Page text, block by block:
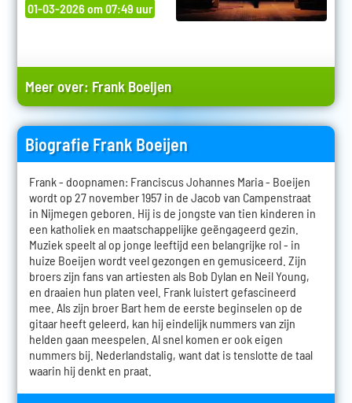
01-03-2026 om 07:49 uur
Meer over: Frank Boeijen
Biografie Frank Boeijen
Frank - doopnamen: Franciscus Johannes Maria - Boeijen
wordt op 27 november 1957 in de Jacob van Campenstraat
in Nijmegen geboren. Hij is de jongste van tien kinderen in
een katholiek en maatschappelijke geëngageerd gezin.
Muziek speelt al op jonge leeftijd een belangrijke rol - in
huize Boeijen wordt veel gezongen en gemusiceerd. Zijn
broers zijn fans van artiesten als Bob Dylan en Neil Young,
en draaien hun platen veel. Frank luistert gefascineerd
mee. Als zijn broer Bart hem de eerste beginselen op de
gitaar heeft geleerd, kan hij eindelijk nummers van zijn
helden gaan meespelen. Al snel komen er ook eigen
nummers bij. Nederlandstalig, want dat is tenslotte de taal
waarin hij denkt en praat.